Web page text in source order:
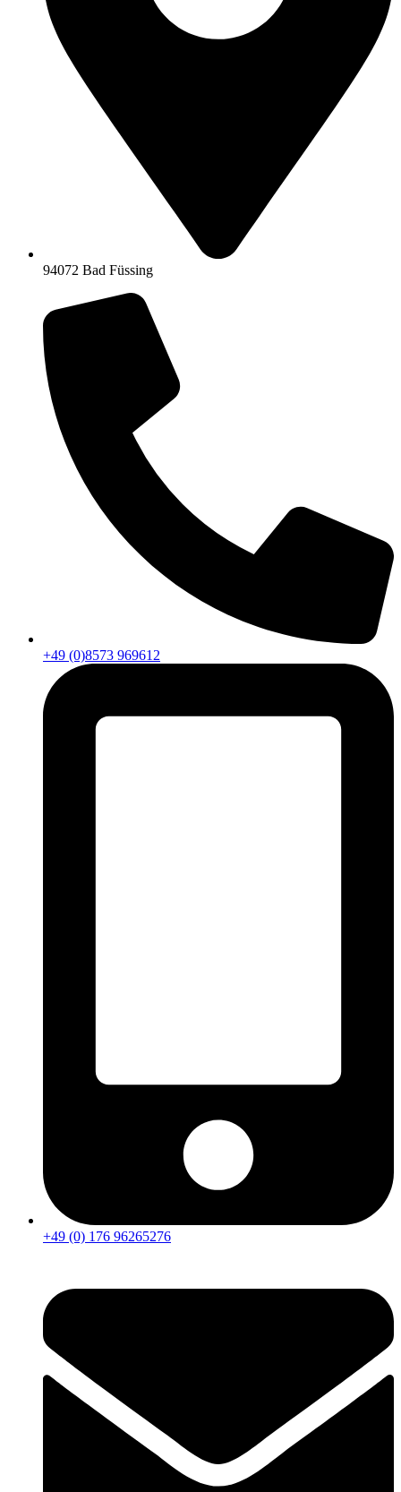
94072 Bad Füssing
+49 (0)8573 969612
+49 (0) 176 96265276